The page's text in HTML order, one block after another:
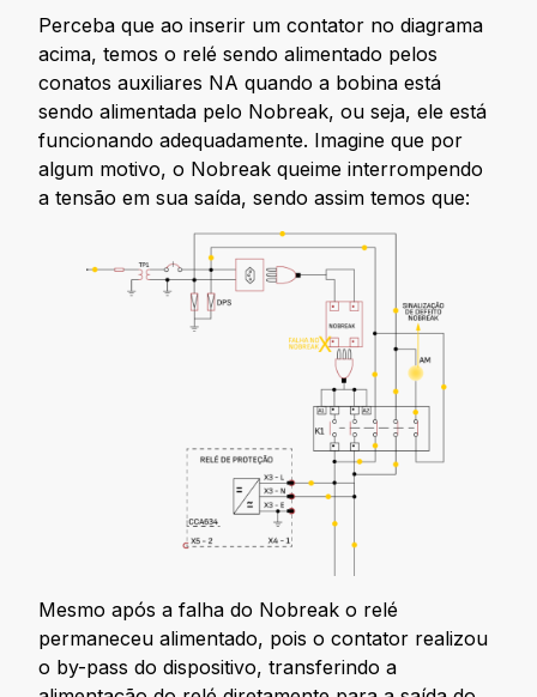
Perceba que ao inserir um contator no diagrama
acima, temos o relé sendo alimentado pelos
conatos auxiliares NA quando a bobina está
sendo alimentada pelo Nobreak, ou seja, ele está
funcionando adequadamente. Imagine que por
algum motivo, o Nobreak queime interrompendo
a tensão em sua saída, sendo assim temos que:
Mesmo após a falha do Nobreak o relé
permaneceu alimentado, pois o contator realizou
o by-pass do dispositivo, transferindo a